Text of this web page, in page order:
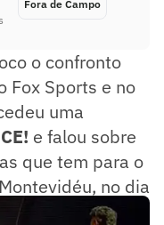
Fora de Campo
o confronto
Fox Sports e no
uma
e falou sobre
que tem para o
no dia